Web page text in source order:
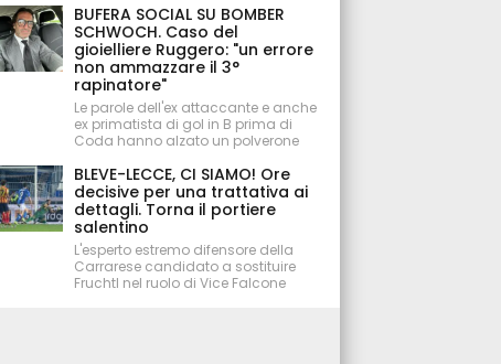
BUFERA SOCIAL SU BOMBER
SCHWOCH. Caso del
gioielliere Ruggero: "un errore
non ammazzare il 3°
rapinatore"
Le parole dell'ex attaccante e anche
ex primatista di gol in B prima di
Coda hanno alzato un polverone
BLEVE-LECCE, CI SIAMO! Ore
decisive per una trattativa ai
dettagli. Torna il portiere
salentino
L'esperto estremo difensore della
Carrarese candidato a sostituire
Fruchtl nel ruolo di Vice Falcone